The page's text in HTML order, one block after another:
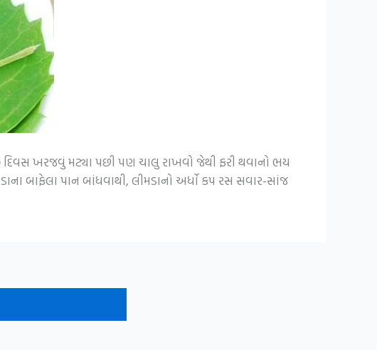
ખરજવું મટ્યા પછી પણ ચાલુ રાખવો જેથી ફરી થવાનો ભય
બાફેલા પાન બાંધવાથી, લીમડાનો અર્ધો કપ રસ સવાર-સાંજ